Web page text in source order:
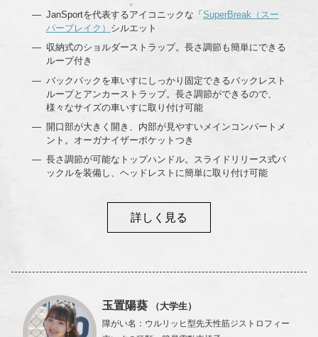
JanSportを代表するアイコニックな「SuperBreak（スー
パーブレイク） シルエット
収納式のショルダーストラップ。長さ調節も簡単にできる
ループ付き
バックパックを車いすにしっかり固定できるバックレスト
ループとアンカーストラップ。長さ調節ができるので、
様々なサイズの車いすに取り付け可能
開口部が大きく開き、内部が見やすいメインコンパートメ
ント。オーガナイザーポケットつき
長さ調節が可能なトップハンドル。スライドリリース式バ
ックルを装備し、ヘッドレストに簡単に取り付け可能
詳しく見る
玉置陽葵 （大学生）
障がい名 ： ウルリッヒ型先天性筋ジストロフィー